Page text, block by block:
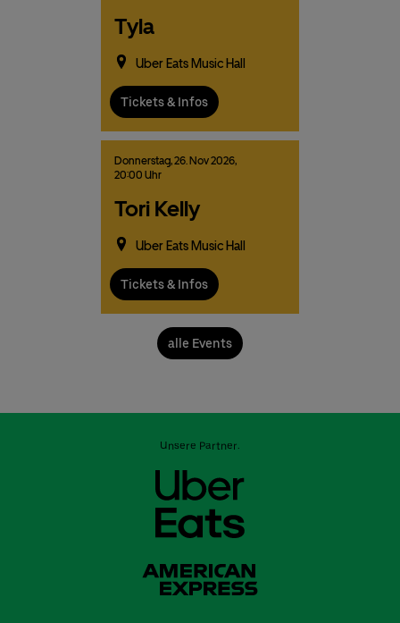
Tyla
Uber Eats Music Hall
Tickets & Infos
Donnerstag,26. Nov2026,
20:00 Uhr
Tori Kelly
Uber Eats Music Hall
Tickets & Infos
alle Events
Unsere Partner: